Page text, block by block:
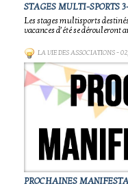
STAGES MULTI-SPORTS
Les stages multisports
vacances d’été se dérouleront
LA VIE DES ASSOCIATIONS-
PROCHAINES